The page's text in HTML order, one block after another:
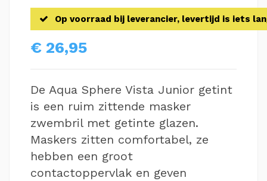
Op voorraad bij leverancier, levertijd is iets
€ 26,95
De Aqua Sphere Vista Junior getint
is een ruim zittende masker
zwembril met getinte glazen.
Maskers zitten comfortabel, ze
hebben een groot
contactoppervlak en geven